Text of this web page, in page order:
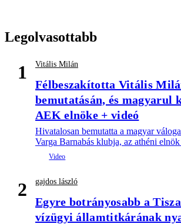
Legolvasottabb
1 Vitális Milán
Félbeszakította Vitális
bemutatásán, és magyarul
AEK elnöke + videó
Hivatalosan bemutatta a magyar
Varga Barnabás klubja, az athéni
2 gajdos lászló
Egyre botrányosabb a
vízügyi államtitkárának